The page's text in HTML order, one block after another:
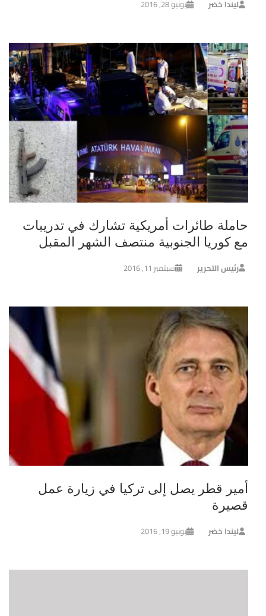
ليندا خضر يونيو 28, 2016
حاملة طائرات أمريكية تشارك في تدريبات
مع كوريا الجنوبية منتصف الشهر المقبل
رئيس التحرير سبتمبر 11, 2016
أمير قطر يصل إلى تركيا في زيارة عمل
قصيرة
ليندا خضر يونيو 19, 2016